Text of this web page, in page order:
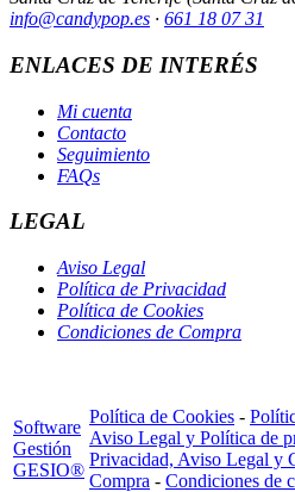
info@candypop.es · 661 18 07 31
ENLACES DE INTERÉS
Mi cuenta
Contacto
Seguimiento
FAQs
LEGAL
Aviso Legal
Política de Privacidad
Política de Cookies
Condiciones de Compra
Software
Gestión
GESIO®
Política de Cookies -
Aviso Legal y Política de
Privacidad, Aviso Legal y
Compra - Condiciones de